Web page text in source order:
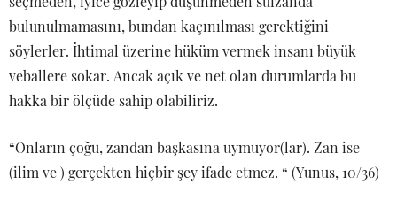
bulunulmamasını, bundan kaçınılması gerektiğini
söylerler. İhtimal üzerine hüküm vermek insanı büyük
veballere sokar. Ancak açık ve net olan durumlarda bu
hakka bir ölçüde sahip olabiliriz.
“Onların çoğu, zandan başkasına uymuyor(lar). Zan ise
(ilim ve ) gerçekten hiçbir şey ifade etmez. “ (Yunus, 10/36)